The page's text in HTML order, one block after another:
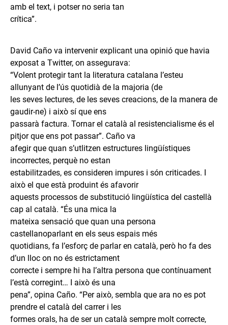
amb el text, i potser no seria tan
crítica”.
David Caño va intervenir explicant una opinió que havia
exposat a Twitter, on assegurava:
“Volent protegir tant la literatura catalana l’esteu
allunyant de l’ús quotidià de la majoria (de
les seves lectures, de les seves creacions, de la manera de
gaudir-ne) i això sí que ens
passarà factura. Tornar el català al resistencialisme és el
pitjor que ens pot passar”. Caño va
afegir que quan s’utlitzen estructures lingüístiques
incorrectes, perquè no estan
estabilitzades, es consideren impures i són criticades. I
això el que està produint és afavorir
aquests processos de substitució lingüística del castellà
cap al català. “És una mica la
mateixa sensació que quan una persona
castellanoparlant en els seus espais més
quotidians, fa l’esforç de parlar en català, però ho fa des
d’un lloc on no és estrictament
correcte i sempre hi ha l’altra persona que contínuament
l’està corregint… I això és una
pena”, opina Caño. “Per això, sembla que ara no es pot
prendre el català del carrer i les
formes orals, ha de ser un català sempre molt correcte,